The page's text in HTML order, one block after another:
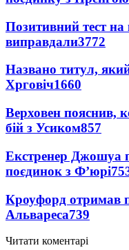
Позитивний тест на
виправдали3772
Названо титул,
Хрговіч1660
Верховен пояснив,
бій з Усиком857
Екстренер Джошуа
поєдинок з Ф’юрі
Кроуфорд отримав
Альвареса739
Читати коментарі